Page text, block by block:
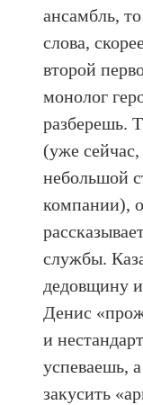
ансамбль,
слова,
второй
монолог
разберешь.
(уже
небольшой
компании),
службы.
дедовщину
Денис
и
успеваешь,
закусить